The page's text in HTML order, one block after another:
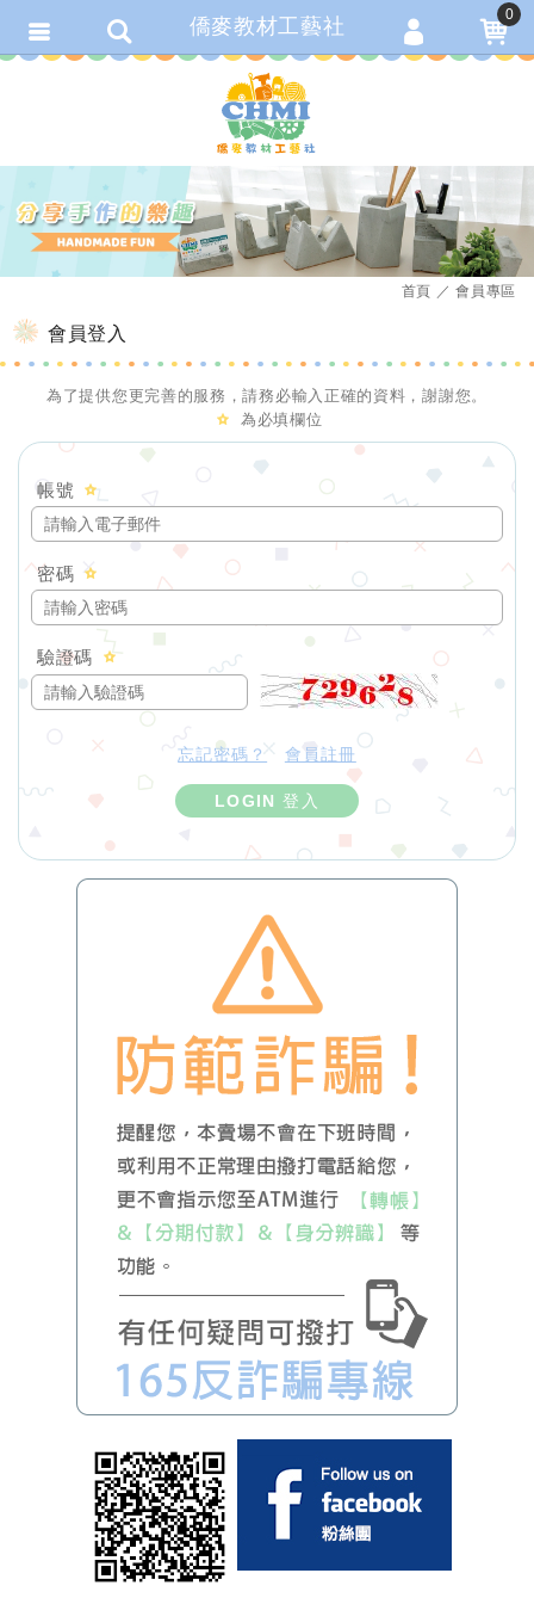
首頁 會員專區
會員登入
為了提供您更完善的服務，請務必輸入正確的資料，謝謝您。
為必填欄位
帳號
密碼
驗證碼
忘記密碼？ 會員註冊
LOGIN 登入
僑麥教材工藝社 0
會員登入
會員註冊
忘記密碼
訂單查詢
追蹤清單
繁體中文